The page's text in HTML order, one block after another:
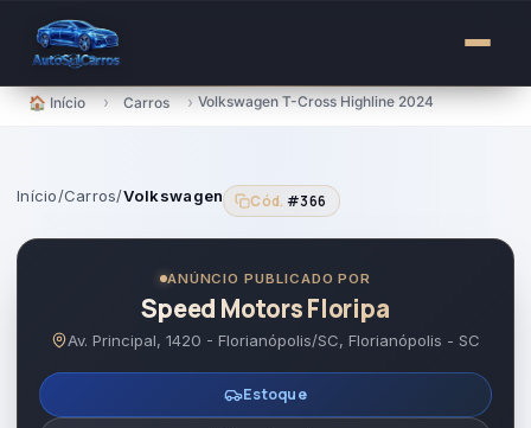
🏠 Início › Carros › Volkswagen T-Cross Highline 2024
conteúdo
Início/Carros/Volkswagen Cód.#366
ANÚNCIO PUBLICADO POR
Speed Motors Floripa
Av. Principal, 1420 - Florianópolis/SC, Florianópolis - SC
Estoque